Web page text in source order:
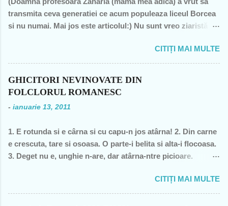
transmita ceva generatiei ce acum populeaza liceul Borcea
si nu numai. Mai jos este articolul:) Nu sunt vreo ziaristă
partid- n-am fost decât membră a PCR, câteva luni în 1989,
şi mi-a ajuns şi pentru perioada de după 1989-, nu sunt
scoate şi tâmpiţi în urma prestaţiei sale- asa cum rezultă
pdl-işti, aceasta nu e o înjurătură)! Recunosc acum că din
1990 şi până în acest an de graţie, am fost mereu în
opoziţie, chiar şi atunci când au ieşit cei pe care i-am votat-
mai mult sau mai puţin. De fiecare dată, însă, aveam
speranţa că ceva se va schimba, o dată cu noua generaţie.
CITIȚI MAI MULTE
GHICITORI NEVINOVATE DIN
FOLCLORUL ROMANESC
- ianuarie 13, 2011
1. E rotunda si e cârna si cu capu-n jos atârna! 2. Din carne
e crescuta, tare si osoasa. O parte-i belita si alta-i flocoasa.
3. Deget nu e, unghie n-are, dar atârna-ntre picioare.
o baga, o freaca, coboara, se spala si pleaca? 5. Ce se
plateste, se beleste, se linge când e tare si curge când e
CITIȚI MAI MULTE